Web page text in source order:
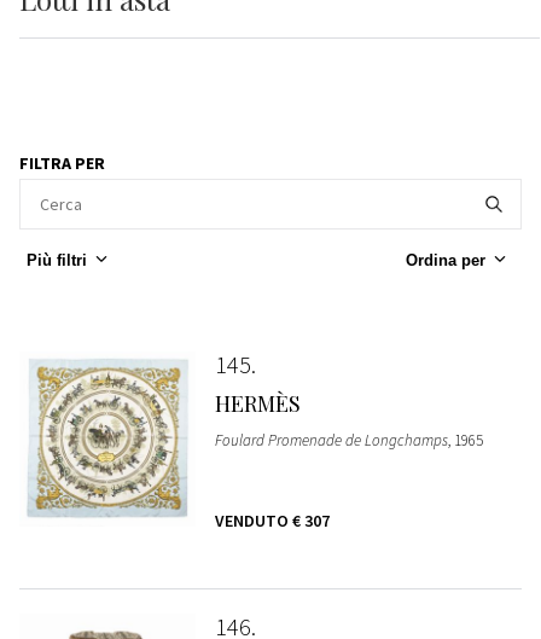
FILTRA PER
Più filtri Ordina per
145
HERMÈS
Foulard Promenade de Longchamps, 1965
VENDUTO € 307
146